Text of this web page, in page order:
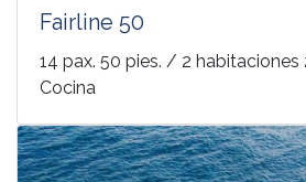
Fairline 50
14 pax. 50 pies. / 2
Cocina